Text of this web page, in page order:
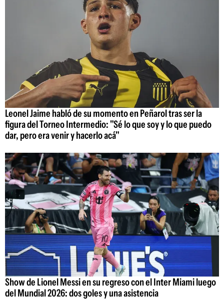
Leonel Jaime habló de su momento en Peñarol tras ser la
figura del Torneo Intermedio: "Sé lo que soy y lo que puedo
dar, pero era venir y hacerlo acá"
Show de Lionel Messi en su regreso con el Inter Miami luego
del Mundial 2026: dos goles y una asistencia